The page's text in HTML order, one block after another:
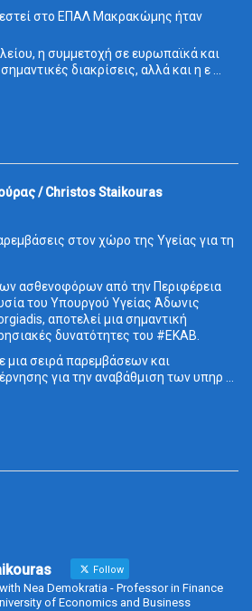
στο ΕΠΑΛ Μακρακώμης ήταν
η συμμετοχή σε ευρωπαϊκά και
διακρίσεις, αλλά και η ε...
/ Christos Staikouras
στον χώρο της Υγείας για τη
ασθενοφόρων από την Περιφέρεια
του Υπουργού Υγείας Άδωνις
αποτελεί μια σημαντική
δυνατότητες του #ΕΚΑΒ.
μια σειρά παρεμβάσεων και
για την αναβάθμιση των υπηρ ...
Follow
Nea Demokratia - Professor in Finance
of Economics and Business